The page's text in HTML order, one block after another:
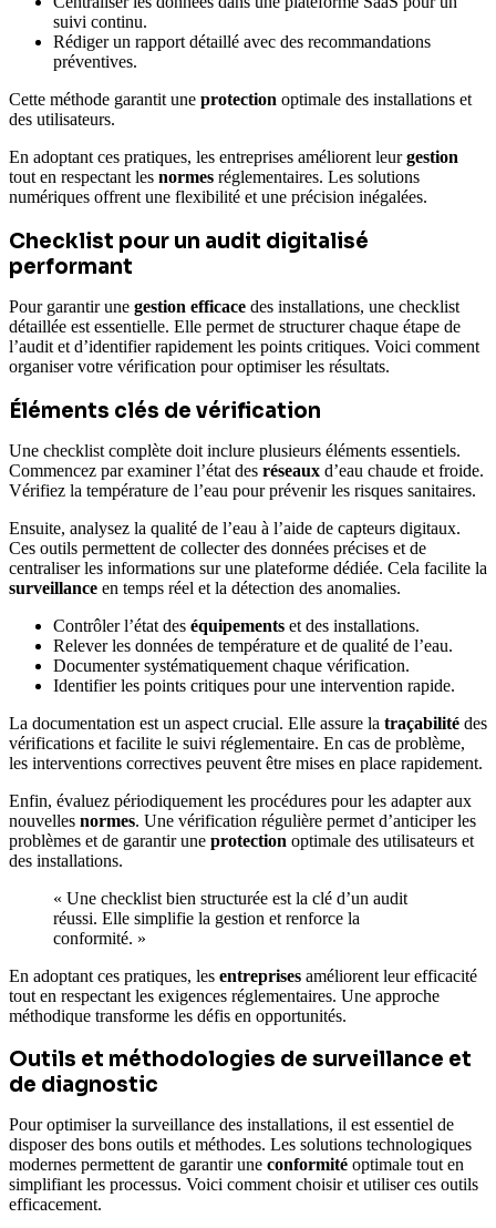
suivi continu.
Rédiger un rapport détaillé avec des recommandations
préventives.
Cette méthode garantit une protection optimale des installations et
des utilisateurs.
En adoptant ces pratiques, les entreprises améliorent leurgestion
tout en respectant les normes réglementaires. Les solutions
numériques offrent une flexibilité et une précision inégalées.
Checklist pour un audit digitalisé
performant
Pour garantir une gestion efficace des installations, une checklist
détaillée est essentielle. Elle permet de structurer chaque étape de
l’audit et d’identifier rapidement les points critiques. Voici comment
organiser votre vérification pour optimiser les résultats.
Éléments clés de vérification
Une checklist complète doit inclure plusieurs éléments essentiels.
Commencez par examiner l’état des réseaux d’eau chaude et froide.
Vérifiez la température de l’eau pour prévenir les risques sanitaires.
Ensuite, analysez la qualité de l’eau à l’aide de capteurs digitaux.
Ces outils permettent de collecter des données précises et de
centraliser les informations sur une plateforme dédiée. Cela facilite la
surveillance en temps réel et la détection des anomalies.
Contrôler l’état des équipements et des installations.
Relever les données de température et de qualité de l’eau.
Documenter systématiquement chaque vérification.
Identifier les points critiques pour une intervention rapide.
La documentation est un aspect crucial. Elle assure la traçabilité des
vérifications et facilite le suivi réglementaire. En cas de problème,
les interventions correctives peuvent être mises en place rapidement.
Enfin, évaluez périodiquement les procédures pour les adapter aux
nouvelles normes. Une vérification régulière permet d’anticiper les
problèmes et de garantir une protection optimale des utilisateurs et
des installations.
« Une checklist bien structurée est la clé d’un audit
réussi. Elle simplifie la gestion et renforce la
conformité. »
En adoptant ces pratiques, les entreprises améliorent leur efficacité
tout en respectant les exigences réglementaires. Une approche
méthodique transforme les défis en opportunités.
Outils et méthodologies de surveillance et
de diagnostic
Pour optimiser la surveillance des installations, il est essentiel de
disposer des bons outils et méthodes. Les solutions technologiques
modernes permettent de garantir une conformité optimale tout en
simplifiant les processus. Voici comment choisir et utiliser ces outils
efficacement.